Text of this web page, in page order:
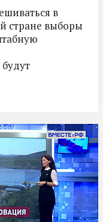
в
стране выборы